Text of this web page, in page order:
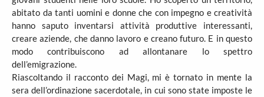
abitato da tanti uomini e donne che con impegno e creatività
hanno saputo inventarsi attività produttive interessanti,
creare aziende, che danno lavoro e creano futuro. E in questo
modo contribuiscono ad allontanare lo spettro
dell’emigrazione.
Riascoltando il racconto dei Magi, mi è tornato in mente la
sera dell’ordinazione sacerdotale, in cui sono state imposte le